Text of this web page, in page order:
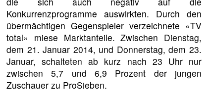
Konkurrenzprogramme auswirkten. Durch den
übermächtigen Gegenspieler verzeichnete «TV
total» miese Marktanteile. Zwischen Dienstag,
dem 21. Januar 2014, und Donnerstag, dem 23.
Januar, schalteten ab kurz nach 23 Uhr nur
zwischen 5,7 und 6,9 Prozent der jungen
Zuschauer zu ProSieben.